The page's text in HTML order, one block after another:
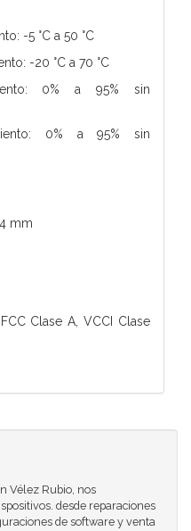
-5 °C a 50 °C
-20 °C a 70 °C
0% a 95% sin
0% a 95% sin
mm
Clase A, VCCI Clase
Vélez Rubio, nos
desde reparaciones
de software y venta